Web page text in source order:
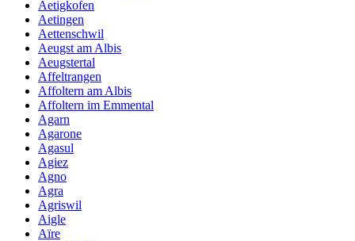
Aetigkofen
Aetingen
Aettenschwil
Aeugst am Albis
Aeugstertal
Affeltrangen
Affoltern am Albis
Affoltern im Emmental
Agarn
Agarone
Agasul
Agiez
Agno
Agra
Agriswil
Aigle
Aïre